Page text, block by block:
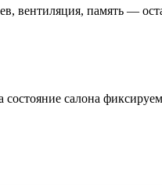
вентиляция, память —
салона